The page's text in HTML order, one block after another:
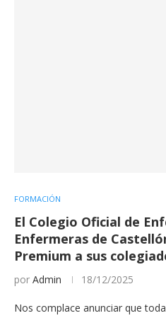
FORMACIÓN
El Colegio Oficial de
Enfermeras de
Premium a sus
por Admin 18/12/2025
Nos complace anunciar que